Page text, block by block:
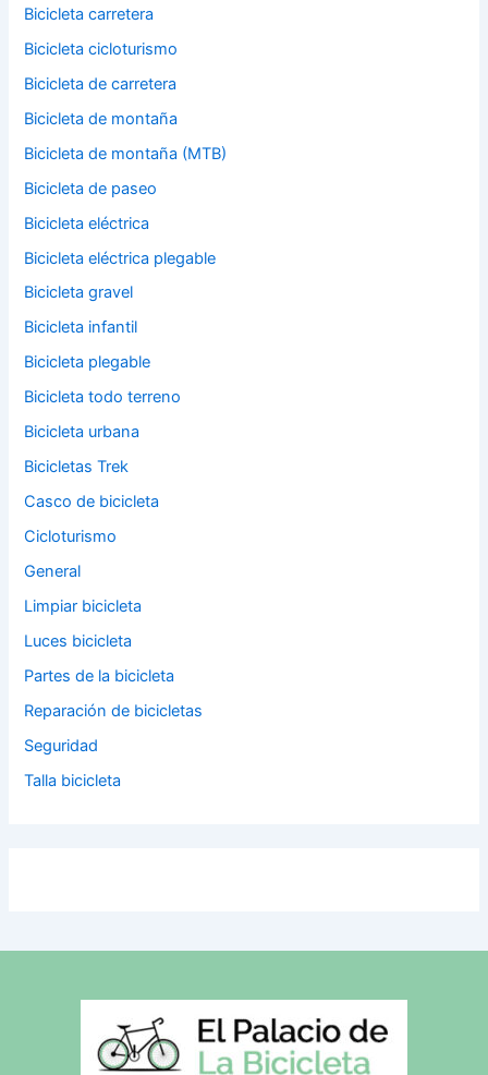
Bicicleta carretera
Bicicleta cicloturismo
Bicicleta de carretera
Bicicleta de montaña
Bicicleta de montaña (MTB)
Bicicleta de paseo
Bicicleta eléctrica
Bicicleta eléctrica plegable
Bicicleta gravel
Bicicleta infantil
Bicicleta plegable
Bicicleta todo terreno
Bicicleta urbana
Bicicletas Trek
Casco de bicicleta
Cicloturismo
General
Limpiar bicicleta
Luces bicicleta
Partes de la bicicleta
Reparación de bicicletas
Seguridad
Talla bicicleta